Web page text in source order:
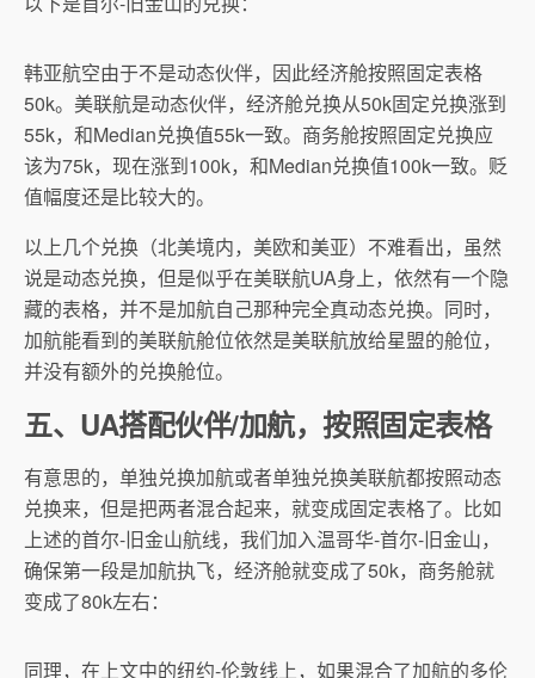
韩亚航空由于不是动态伙伴，因此经济舱按照固定表格
50k。美联航是动态伙伴，经济舱兑换从50k固定兑换涨到
55k，和Median兑换值55k一致。商务舱按照固定兑换应
该为75k，现在涨到100k，和Median兑换值100k一致。贬
值幅度还是比较大的。
以上几个兑换（北美境内，美欧和美亚）不难看出，虽然
说是动态兑换，但是似乎在美联航UA身上，依然有一个隐
藏的表格，并不是加航自己那种完全真动态兑换。同时，
加航能看到的美联航舱位依然是美联航放给星盟的舱位，
并没有额外的兑换舱位。
五、UA搭配伙伴/加航，按照固定表格
有意思的，单独兑换加航或者单独兑换美联航都按照动态
兑换来，但是把两者混合起来，就变成固定表格了。比如
上述的首尔-旧金山航线，我们加入温哥华-首尔-旧金山，
确保第一段是加航执飞，经济舱就变成了50k，商务舱就
变成了80k左右：
同理，在上文中的纽约-伦敦线上，如果混合了加航的多伦